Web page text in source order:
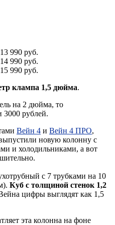
990 руб.
990 руб.
990 руб.
клампа 1,5 дюйма.
на 2 дюйма, то
3000 рублей.
Вейн 4 и Вейн 4 ПРО,
новую колонну с
и холодильниками, а вот
с 7 трубками на 10
Куб с толщиной стенок 1,2
цифры выглядят как 1,5
эта колонна на фоне